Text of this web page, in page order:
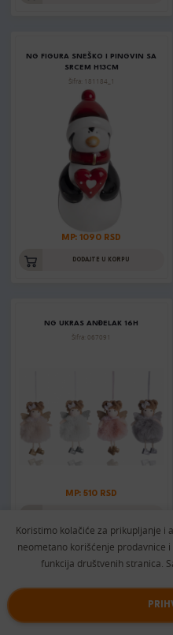
NG FIGURA SNEŠKO I PINGVIN SA
SRCEM H13CM
Šifra: 181184_1
MP: 1090 RSD
DODAJTE U KORPU
NG UKRAS ANĐELAK 16H
Šifra: 067091
MP: 510 RSD
Koristimo kolačiće za prikupljanje i
neometano korišćenje prodavnice
funkcija društvenih stranica.